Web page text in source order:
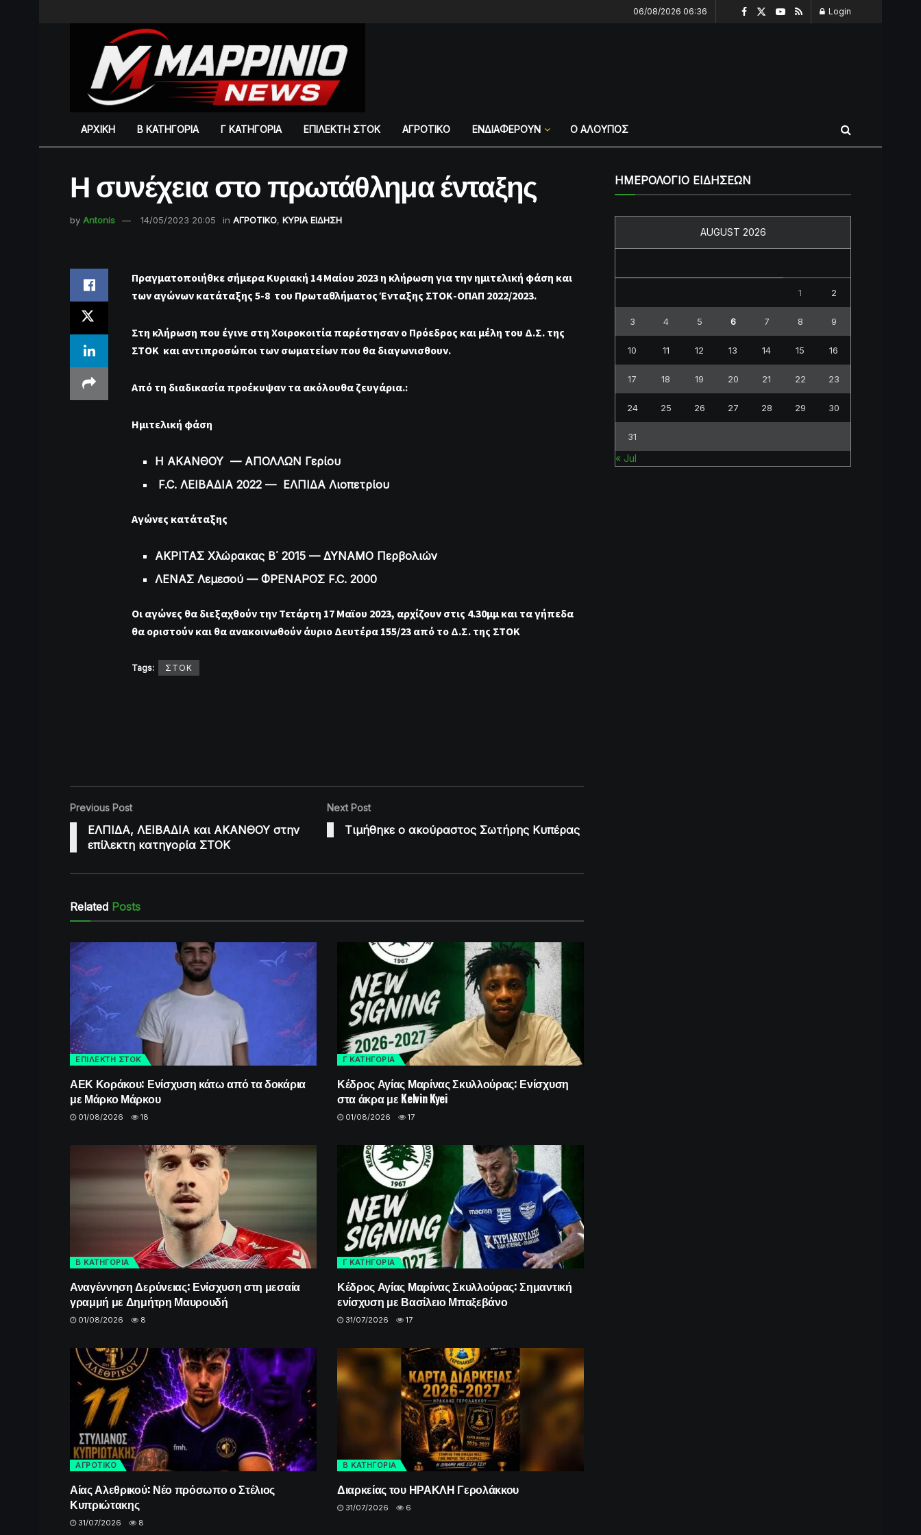
06/08/2026 06:36 Login
ΑΡΧΙΚΗ Β ΚΑΤΗΓΟΡΙΑ Γ ΚΑΤΗΓΟΡΙΑ ΕΠΙΛΕΚΤΗ ΣΤΟΚ ΑΓΡΟΤΙΚΟ ΕΝΔΙΑΦΕΡΟΥΝ Ο ΑΛΟΥΠΟΣ
Η συνέχεια στο πρωτάθλημα ένταξης
by Antonis 14/05/2023 20:05 in ΑΓΡΟΤΙΚΟ, ΚΥΡΙΑ ΕΙΔΗΣΗ
Πραγματοποιήθκε σήμερα Κυριακή 14 Μαίου 2023 η κλήρωση για την ημιτελική φάση και
των αγώνων κατάταξης 5-8 του Πρωταθλήματος Ένταξης ΣΤΟΚ-ΟΠΑΠ 2022/2023.
Στη κλήρωση που έγινε στη Χοιροκοιτία παρέστησαν ο Πρόεδρος και μέλη του Δ.Σ. της
ΣΤΟΚ και αντιπροσώποι των σωματείων που θα διαγωνισθουν.
Από τη διαδικασία προέκυψαν τα ακόλουθα ζευγάρια.:
Ημιτελική φάση
Η ΑΚΑΝΘΟΥ — ΑΠΟΛΛΩΝ Γερίου
F.C. ΛΕΙΒΑΔΙΑ 2022 — ΕΛΠΙΔΑ Λιοπετρίου
Αγώνες κατάταξης
ΑΚΡΙΤΑΣ Χλώρακας Β΄ 2015 — ΔΥΝΑΜΟ Περβολιών
ΛΕΝΑΣ Λεμεσού — ΦΡΕΝΑΡΟΣ F.C. 2000
Οι αγώνες θα διεξαχθούν την Τετάρτη 17 Μαϊου 2023, αρχίζουν στις 4.30μμ και τα γήπεδα
θα οριστούν και θα ανακοινωθούν άυριο Δευτέρα 155/23 από το Δ.Σ. της ΣΤΟΚ
Tags: ΣΤΟΚ
Previous Post
ΕΛΠΙΔΑ, ΛΕΙΒΑΔΙΑ και ΑΚΑΝΘΟΥ στην
επίλεκτη κατηγορία ΣΤΟΚ
Next Post
Τιμήθηκε ο ακούραστος Σωτήρης Κυπέρας
Related Posts
ΕΠΙΛΕΚΤΗ ΣΤΟΚ
ΑΕΚ Κοράκου: Ενίσχυση κάτω από τα δοκάρια
με Μάρκο Μάρκου
01/08/2026 18
Γ ΚΑΤΗΓΟΡΙΑ
Κέδρος Αγίας Μαρίνας Σκυλλούρας: Ενίσχυση
στα άκρα με Kelvin Kyei
01/08/2026 17
Β ΚΑΤΗΓΟΡΙΑ
Αναγέννηση Δερύνειας: Ενίσχυση στη μεσαία
γραμμή με Δημήτρη Μαυρουδή
01/08/2026 8
Γ ΚΑΤΗΓΟΡΙΑ
Κέδρος Αγίας Μαρίνας Σκυλλούρας: Σημαντική
ενίσχυση με Βασίλειο Μπαξεβάνο
31/07/2026 17
ΑΓΡΟΤΙΚΟ
Αίας Αλεθρικού: Νέο πρόσωπο ο Στέλιος
Κυπριώτακης
31/07/2026 8
Β ΚΑΤΗΓΟΡΙΑ
Διαρκείας του ΗΡΑΚΛΗ Γερολάκκου
31/07/2026 6
ΗΜΕΡΟΛΟΓΙΟ ΕΙΔΗΣΕΩΝ
AUGUST 2026
1 2
3 4 5 6 7 8 9
10 11 12 13 14 15 16
17 18 19 20 21 22 23
24 25 26 27 28 29 30
31
« Jul